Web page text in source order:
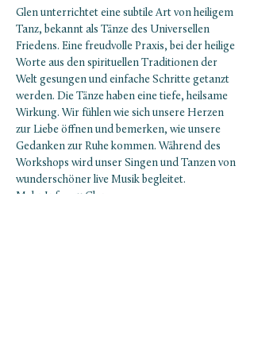
Glen unterrichtet eine subtile Art von heiligem
Tanz, bekannt als Tänze des Universellen
Friedens. Eine freudvolle Praxis, bei der heilige
Worte aus den spirituellen Traditionen der
Welt gesungen und einfache Schritte getanzt
werden. Die Tänze haben eine tiefe, heilsame
Wirkung. Wir fühlen wie sich unsere Herzen
zur Liebe öffnen und bemerken, wie unsere
Gedanken zur Ruhe kommen. Während des
Workshops wird unser Singen und Tanzen von
wunderschöner live Musik begleitet.
Mehr Infos zu Glen: